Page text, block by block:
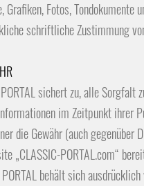
Grafiken, Fotos,
schriftliche Zustimmung
sichert zu, alle Sorgfalt
im Zeitpunkt ihrer
die Gewähr (auch
„CLASSIC-PORTAL.com“
behält sich